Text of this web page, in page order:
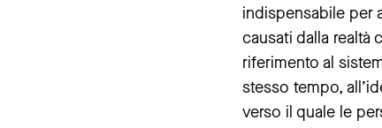
indispensabile per
causati dalla realtà
riferimento al
stesso tempo,
verso il quale le